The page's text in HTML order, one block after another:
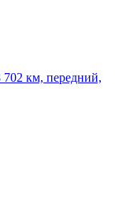
702 км, передний,